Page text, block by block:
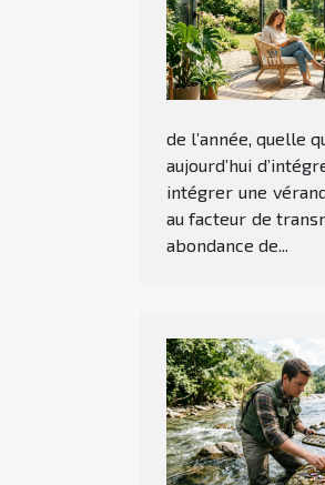
de l’année, quelle
aujourd’hui
intégrer une
au facteur de
abondance de...